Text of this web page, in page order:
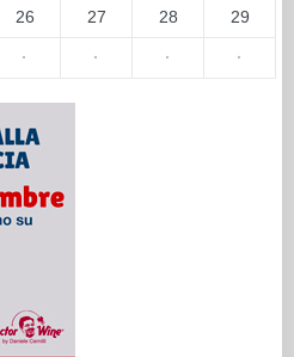
26 27 28 29
· · · ·